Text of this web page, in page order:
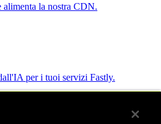
alimenta la nostra CDN.
per i tuoi servizi Fastly.